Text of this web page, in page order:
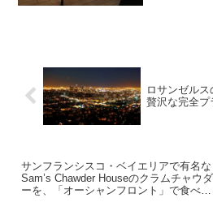
ロサンゼルス
贅沢な完全プ
サンフランシスコ・ベイエリアで有名な
Sam’s Chawder Houseのクラムチャウダ
ーを、「オーシャンフロント」で食べて